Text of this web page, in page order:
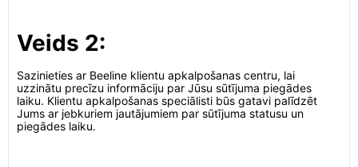
Veids 2:
Sazinieties ar Beeline klientu apkalpošanas centru, lai
uzzinātu precīzu informāciju par Jūsu sūtījuma piegādes
laiku. Klientu apkalpošanas speciālisti būs gatavi palīdzēt
Jums ar jebkuriem jautājumiem par sūtījuma statusu un
piegādes laiku.